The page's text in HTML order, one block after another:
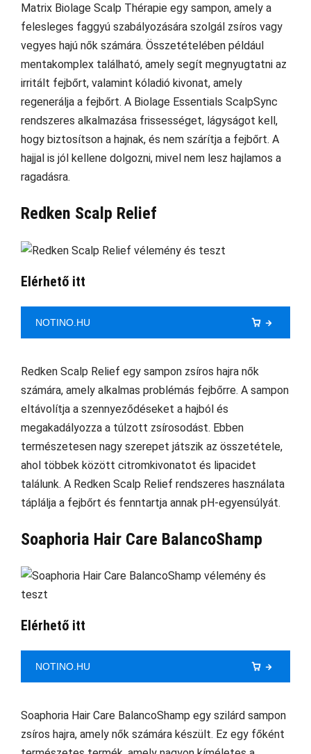
Matrix Biolage Scalp Thérapie egy sampon, amely a
felesleges faggyú szabályozására szolgál zsíros vagy
vegyes hajú nők számára. Összetételében például
mentakomplex található, amely segít megnyugtatni az
irritált fejbőrt, valamint kóladió kivonat, amely
regenerálja a fejbőrt. A Biolage Essentials ScalpSync
rendszeres alkalmazása frissességet, lágyságot kell,
hogy biztosítson a hajnak, és nem szárítja a fejbőrt. A
hajjal is jól kellene dolgozni, mivel nem lesz hajlamos a
ragadásra.
Redken Scalp Relief
Elérhető itt
NOTINO.HU
Redken Scalp Relief egy sampon zsíros hajra nők
számára, amely alkalmas problémás fejbőrre. A sampon
eltávolítja a szennyeződéseket a hajból és
megakadályozza a túlzott zsírosodást. Ebben
természetesen nagy szerepet játszik az összetétele,
ahol többek között citromkivonatot és lipacidet
találunk. A Redken Scalp Relief rendszeres használata
táplálja a fejbőrt és fenntartja annak pH-egyensúlyát.
Soaphoria Hair Care BalancoShamp
Elérhető itt
NOTINO.HU
Soaphoria Hair Care BalancoShamp egy szilárd sampon
zsíros hajra, amely nők számára készült. Ez egy főként